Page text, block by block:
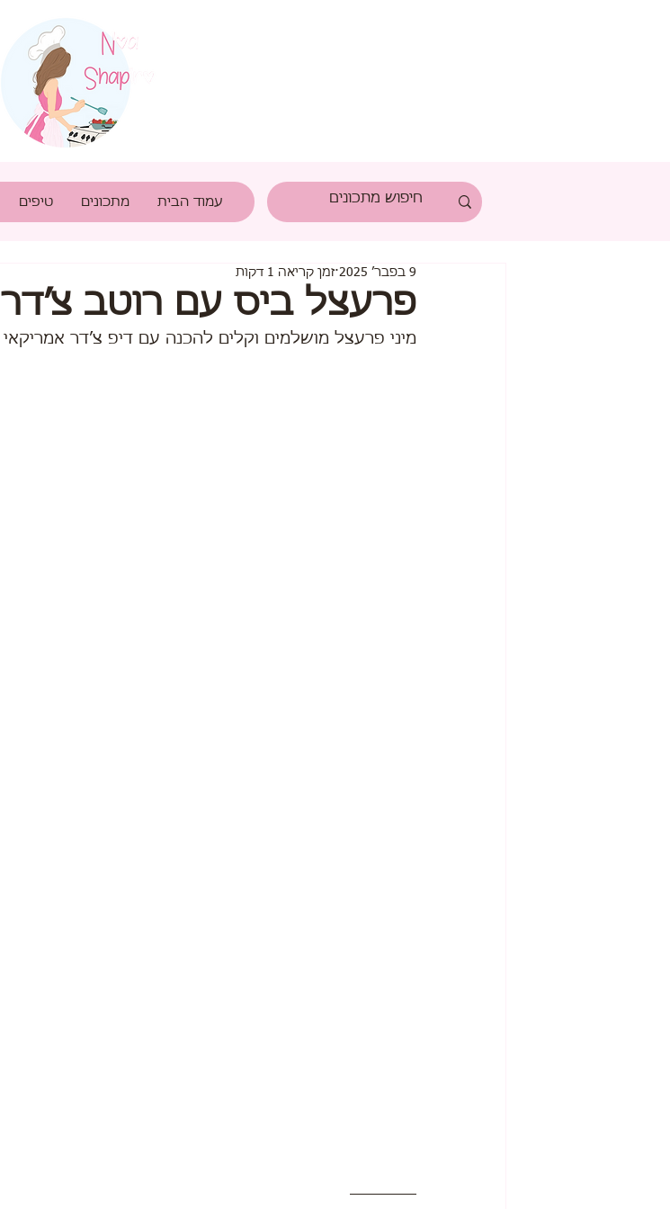
עמוד הבית מתכונים טיפים
פרעצל ביס עם רוטב צ׳דר
9 בפבר׳ 2025 זמן קריאה 1 דקות
מיני פרעצל מושלמים וקלים להכנה עם דיפ צ׳דר אמריקאי